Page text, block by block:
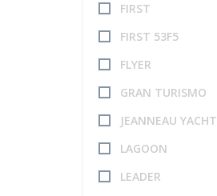
FIRST
FIRST 53F5
FLYER
GRAN TURISMO
JEANNEAU YACHT
LAGOON
LEADER